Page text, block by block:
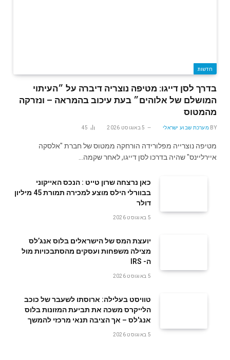
חדשות
בדרך לסן דייגו: מטיפה נוצריה דיברה על ״העיתוי
המושלם של אלוהים״ בעת עיכוב בהמראה – ונזרקה
מהמטוס
BY מערכת שבוע ישראלי 5 באוגוסט 2026 45
מטיפה נוצרייה מפלורידה הורחקה ממטוס של חברת "אלסקה
איירליינס" שהיה בדרכו לסן דייגו, לאחר שקמה…
‬דולר
5 באוגוסט 2026
‬ה- IRS
5 באוגוסט 2026
טוויסט בעלילה: ארוסתו לשעבר של כוכב
הלייקרס משכה את תביעת המזונות בלוס
אנג'לס – אך הציבה תנאי מרכזי להמשך
5 באוגוסט 2026